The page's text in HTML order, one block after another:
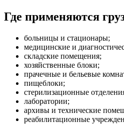
Где применяются
больницы и стационары;
медицинские и
складские помещения;
хозяйственные блоки;
прачечные и бельевые
пищеблоки;
стерилизационные
лаборатории;
архивы и технические
реабилитационные